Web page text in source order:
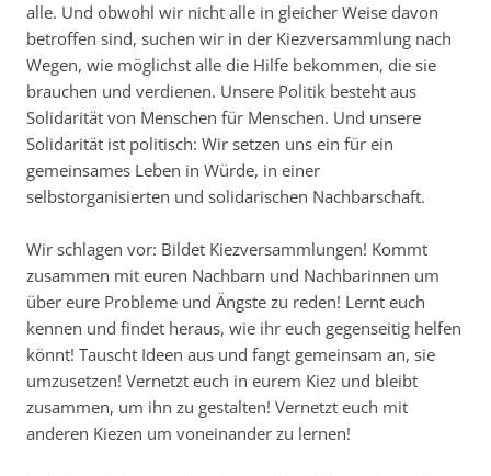
alle. Und obwohl wir nicht alle in gleicher Weise davon
betroffen sind, suchen wir in der Kiezversammlung nach
Wegen, wie möglichst alle die Hilfe bekommen, die sie
brauchen und verdienen. Unsere Politik besteht aus
Solidarität von Menschen für Menschen. Und unsere
Solidarität ist politisch: Wir setzen uns ein für ein
gemeinsames Leben in Würde, in einer
selbstorganisierten und solidarischen Nachbarschaft.
Wir schlagen vor: Bildet Kiezversammlungen! Kommt
zusammen mit euren Nachbarn und Nachbarinnen um
über eure Probleme und Ängste zu reden! Lernt euch
kennen und findet heraus, wie ihr euch gegenseitig helfen
könnt! Tauscht Ideen aus und fangt gemeinsam an, sie
umzusetzen! Vernetzt euch in eurem Kiez und bleibt
zusammen, um ihn zu gestalten! Vernetzt euch mit
anderen Kiezen um voneinander zu lernen!